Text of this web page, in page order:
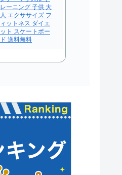
レーニング 子供 大
人 エクササイズ フ
ィットネス ダイエ
ット スケートボー
ド 送料無料